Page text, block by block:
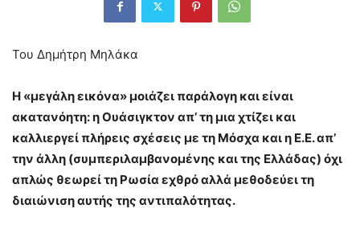
Του Δημήτρη Μηλάκα
Η «μεγάλη εικόνα» μοιάζει παράλογη και είναι
ακατανόητη: η Ουάσιγκτον απ’ τη μια χτίζει και
καλλιεργεί πλήρεις σχέσεις με τη Μόσχα και η Ε.Ε. απ’
την άλλη (συμπεριλαμβανομένης και της Ελλάδας) όχι
απλώς θεωρεί τη Ρωσία εχθρό αλλά μεθοδεύει τη
διαιώνιση αυτής της αντιπαλότητας.